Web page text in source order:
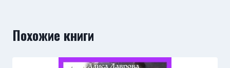
Похожие книги